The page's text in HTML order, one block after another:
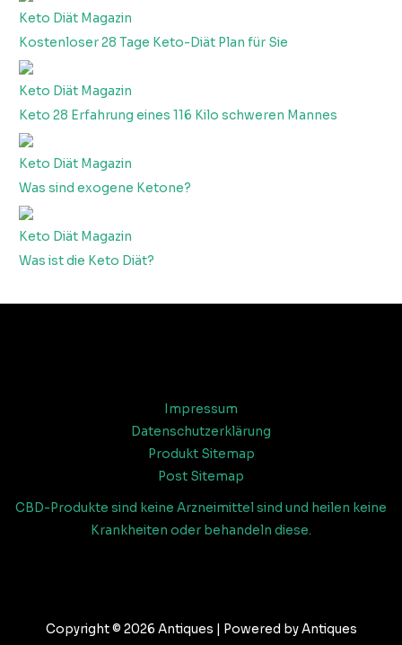
Keto Diät Magazin
Kostenloser 28 Tage Keto-Diät Plan für Sie
Keto Diät Magazin
Keto 28 Erfahrung eines 116 Kilo schweren Mannes
Keto Diät Magazin
Was sind exogene Ketone?
Keto Diät Magazin
Was ist die Keto Diät?
Impressum
Datenschutzerklärung
Produkt Sitemap
Post Sitemap
CBD-Produkte sind keine Arzneimittel sind und heilen keine
Krankheiten oder behandeln diese.
Copyright © 2026 Antiques | Powered by Antiques